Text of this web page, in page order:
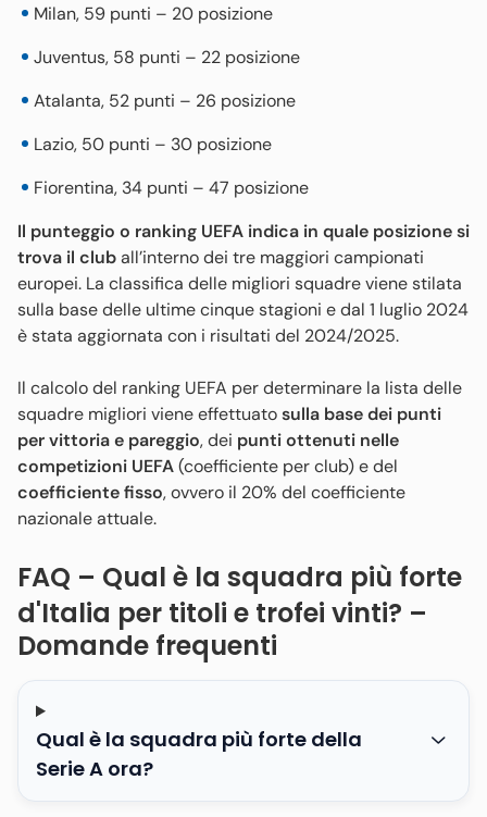
Milan, 59 punti – 20 posizione
Juventus, 58 punti – 22 posizione
Atalanta, 52 punti – 26 posizione
Lazio, 50 punti – 30 posizione
Fiorentina, 34 punti – 47 posizione
Il punteggio o ranking UEFA indica in quale posizione si
trova il cluball’interno dei tre maggiori campionati
europei. La classifica delle migliori squadre viene stilata
sulla base delle ultime cinque stagioni e dal 1 luglio 2024
è stata aggiornata con i risultati del 2024/2025.
Il calcolo del ranking UEFA per determinare la lista delle
squadre migliori viene effettuatosulla base dei punti
per vittoria e pareggio, dei punti ottenuti nelle
competizioni UEFA(coefficiente per club) e del
coefficiente fisso, ovvero il 20% del coefficiente
nazionale attuale.
FAQ – Qual è la squadra più forte
d'Italia per titoli e trofei vinti? –
Domande frequenti
Qual è la squadra più forte della
Serie A ora?